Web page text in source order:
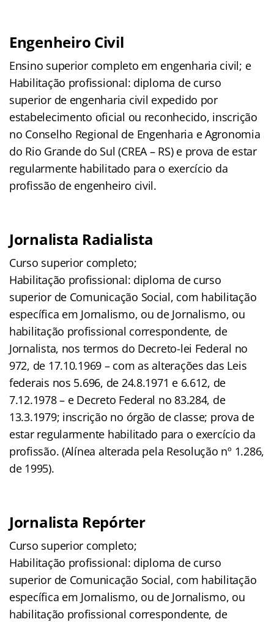
Engenheiro Civil
Ensino superior completo em engenharia civil; e
Habilitação profissional: diploma de curso
superior de engenharia civil expedido por
estabelecimento oficial ou reconhecido, inscrição
no Conselho Regional de Engenharia e Agronomia
do Rio Grande do Sul (CREA – RS) e prova de estar
regularmente habilitado para o exercício da
profissão de engenheiro civil.
Jornalista Radialista
Curso superior completo;
Habilitação profissional: diploma de curso
superior de Comunicação Social, com habilitação
específica em Jornalismo, ou de Jornalismo, ou
habilitação profissional correspondente, de
Jornalista, nos termos do Decreto-lei Federal no
972, de 17.10.1969 – com as alterações das Leis
federais nos 5.696, de 24.8.1971 e 6.612, de
7.12.1978 – e Decreto Federal no 83.284, de
13.3.1979; inscrição no órgão de classe; prova de
estar regularmente habilitado para o exercício da
profissão. (Alínea alterada pela Resolução nº 1.286,
de 1995).
Jornalista Repórter
Curso superior completo;
Habilitação profissional: diploma de curso
superior de Comunicação Social, com habilitação
específica em Jornalismo, ou de Jornalismo, ou
habilitação profissional correspondente, de